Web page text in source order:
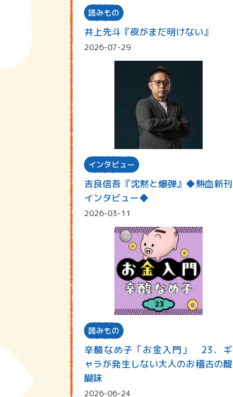
読みもの
井上先斗『夜がまだ明けない』
2026-07-29
インタビュー
吉良信吾『沈黙と爆弾』◆熱血新刊
インタビュー◆
2026-03-11
読みもの
辛酸なめ子「お金入門」 23．ギ
ャラが発生しない大人のお稽古の醍
醐味
2026-06-24